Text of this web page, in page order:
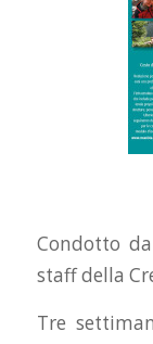
Condotto
staff della
Tre